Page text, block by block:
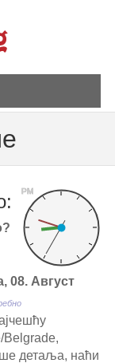
PM
08. Август
Belgrade,
детаља, наћи